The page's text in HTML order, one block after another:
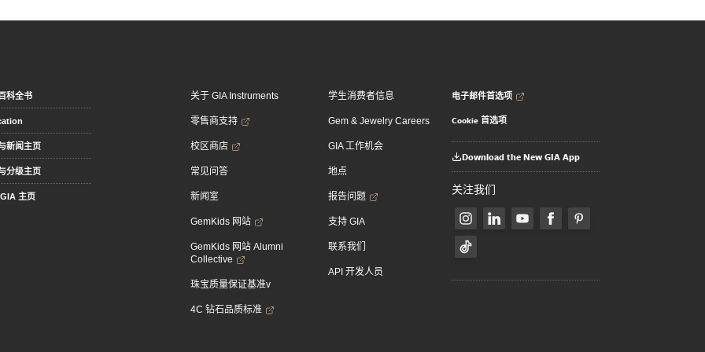
科全书
新闻主页
分级主页
主页
关于 GIA Instruments
零售商支持
校区商店
常见问答
新闻室
GemKids 网站
GemKids 网站 Alumni
Collective
珠宝质量保证基准v
4C 钻石品质标准
学生消费者信息
Gem & Jewelry Careers
GIA 工作机会
地点
报告问题
支持 GIA
联系我们
API 开发人员
电子邮件首选项
Cookie 首选项
Download the New GIA App
关注我们